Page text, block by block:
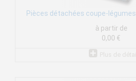
Pièces détachées coupe-
à partir de
0,00 €